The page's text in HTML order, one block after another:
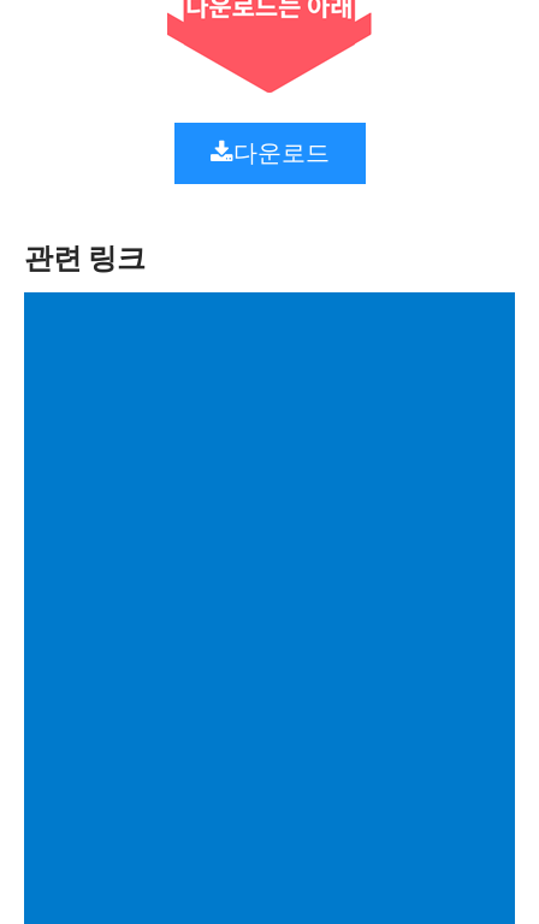
다운로드
관련 링크